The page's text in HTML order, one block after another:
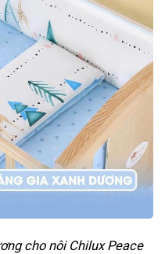
cho nôi Chilux Peace